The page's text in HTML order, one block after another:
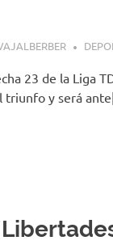
23 de la Liga
triunfo y será